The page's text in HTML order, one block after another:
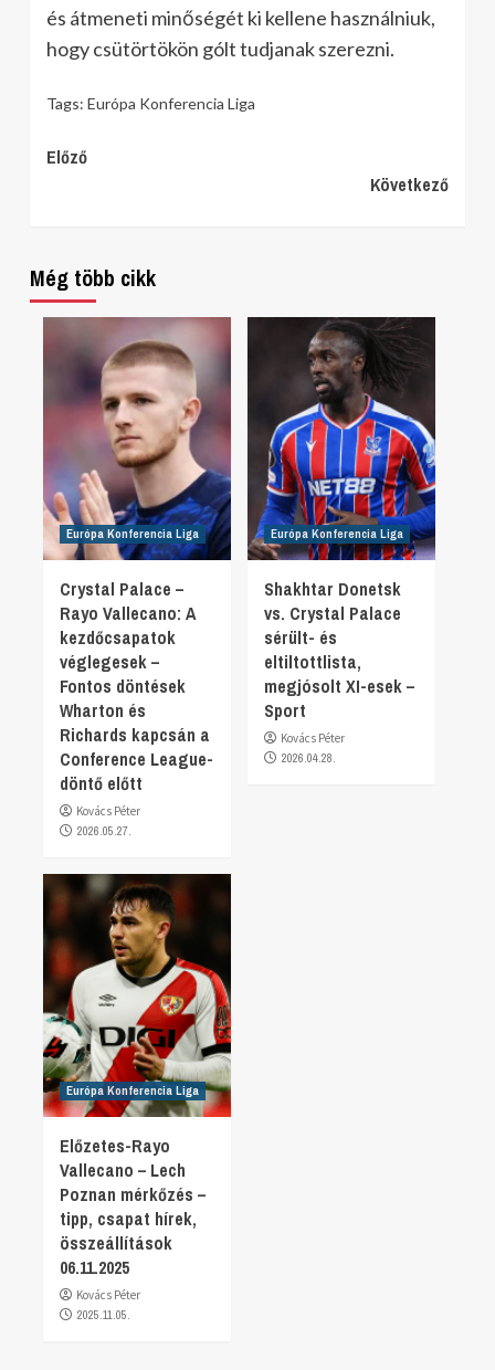
és átmeneti minőségét ki kellene használniuk,
hogy csütörtökön gólt tudjanak szerezni.
Tags: Európa Konferencia Liga
Continue
Előző
Következő
Még több cikk
Európa Konferencia Liga
Crystal Palace –
Rayo Vallecano: A
kezdőcsapatok
véglegesek –
Fontos döntések
Wharton és
Richards kapcsán a
Conference League-
döntő előtt
Kovács Péter
2026.05.27.
Európa Konferencia Liga
Shakhtar Donetsk
vs. Crystal Palace
sérült- és
eltiltottlista,
megjósolt XI-esek –
Sport
Kovács Péter
2026.04.28.
Európa Konferencia Liga
Előzetes-Rayo
Vallecano – Lech
Poznan mérkőzés –
tipp, csapat hírek,
összeállítások
06.11.2025
Kovács Péter
2025.11.05.